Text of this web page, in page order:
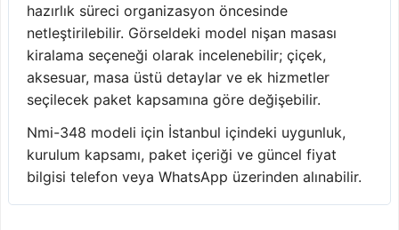
hazırlık süreci organizasyon öncesinde
netleştirilebilir. Görseldeki model nişan masası
kiralama seçeneği olarak incelenebilir; çiçek,
aksesuar, masa üstü detaylar ve ek hizmetler
seçilecek paket kapsamına göre değişebilir.
Nmi-348 modeli için İstanbul içindeki uygunluk,
kurulum kapsamı, paket içeriği ve güncel fiyat
bilgisi telefon veya WhatsApp üzerinden alınabilir.